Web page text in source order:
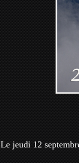
Le jeudi 12